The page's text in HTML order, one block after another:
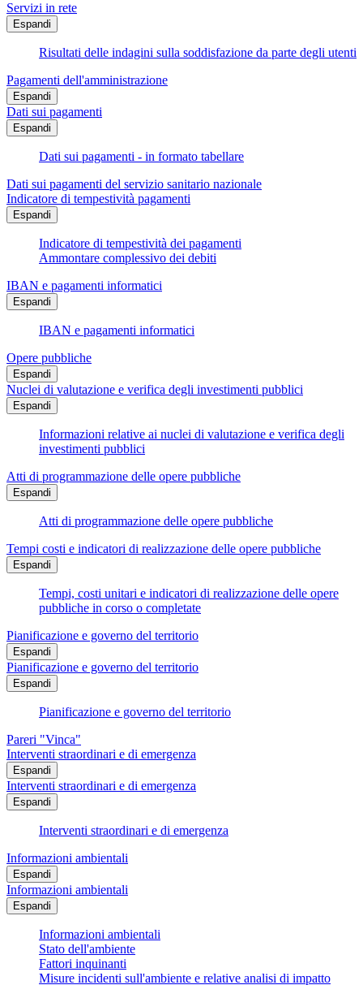
Servizi in rete
Espandi
Risultati delle indagini sulla soddisfazione da parte degli utenti
Pagamenti dell'amministrazione
Espandi
Dati sui pagamenti
Espandi
Dati sui pagamenti - in formato tabellare
Dati sui pagamenti del servizio sanitario nazionale
Indicatore di tempestività pagamenti
Espandi
Indicatore di tempestività dei pagamenti
Ammontare complessivo dei debiti
IBAN e pagamenti informatici
Espandi
IBAN e pagamenti informatici
Opere pubbliche
Espandi
Nuclei di valutazione e verifica degli investimenti pubblici
Espandi
Informazioni relative ai nuclei di valutazione e verifica degli
investimenti pubblici
Atti di programmazione delle opere pubbliche
Espandi
Atti di programmazione delle opere pubbliche
Tempi costi e indicatori di realizzazione delle opere pubbliche
Espandi
Tempi, costi unitari e indicatori di realizzazione delle opere
pubbliche in corso o completate
Pianificazione e governo del territorio
Espandi
Pianificazione e governo del territorio
Espandi
Pianificazione e governo del territorio
Pareri "Vinca"
Interventi straordinari e di emergenza
Espandi
Interventi straordinari e di emergenza
Espandi
Interventi straordinari e di emergenza
Informazioni ambientali
Espandi
Informazioni ambientali
Espandi
Informazioni ambientali
Stato dell'ambiente
Fattori inquinanti
Misure incidenti sull'ambiente e relative analisi di impatto